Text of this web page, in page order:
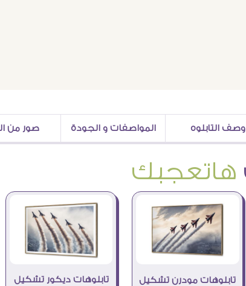
وصف التابلوه المواصفات و الجودة صور من
هاتعجبك
تابلوهات مودرن تشكيل
تابلوهات ديكور تشكيل